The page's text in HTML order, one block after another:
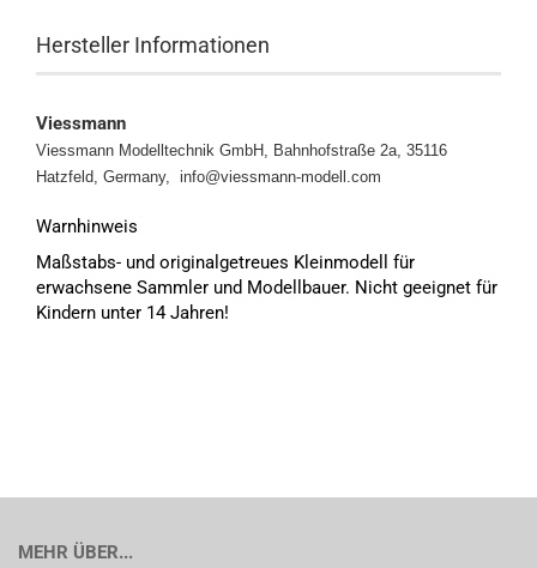
Hersteller Informationen
Viessmann
Viessmann Modelltechnik GmbH, Bahnhofstraße 2a, 35116
Hatzfeld, Germany, info@viessmann-modell.com
Warnhinweis
Maßstabs- und originalgetreues Kleinmodell für
erwachsene Sammler und Modellbauer. Nicht geeignet für
Kindern unter 14 Jahren!
MEHR ÜBER...